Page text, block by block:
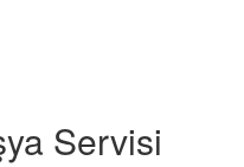
Servisi